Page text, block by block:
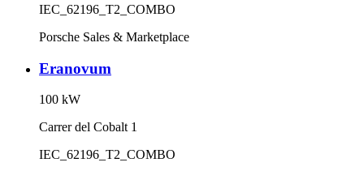
IEC_62196_T2_COMBO
Porsche Sales & Marketplace
Eranovum
100 kW
Carrer del Cobalt 1
IEC_62196_T2_COMBO